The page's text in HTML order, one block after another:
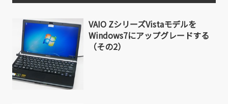
VAIO ZシリーズVistaモデルを
Windows7にアップグレードする
（その2）